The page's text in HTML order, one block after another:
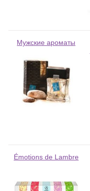
Мужские ароматы
Émotions de Lambre